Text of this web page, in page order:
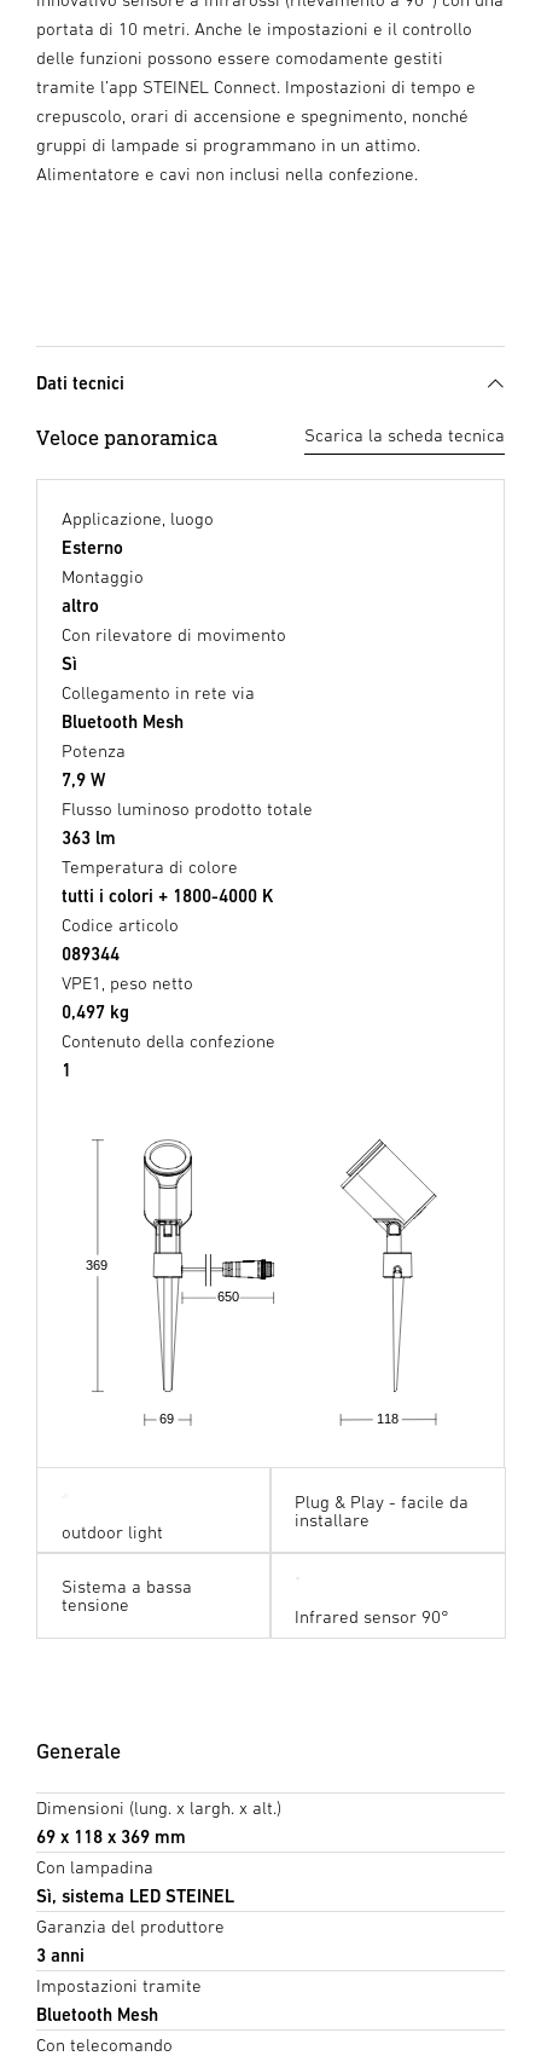
portata di 10 metri. Anche le impostazioni e il controllo
delle funzioni possono essere comodamente gestiti
tramite l’app STEINEL Connect. Impostazioni di tempo e
crepuscolo, orari di accensione e spegnimento, nonché
gruppi di lampade si programmano in un attimo.
Alimentatore e cavi non inclusi nella confezione.
Dati tecnici
Veloce panoramica Scarica la scheda tecnica
Applicazione, luogo
Esterno
Montaggio
altro
Con rilevatore di movimento
Sì
Collegamento in rete via
Bluetooth Mesh
Potenza
7,9 W
Flusso luminoso prodotto totale
363 lm
Temperatura di colore
tutti i colori + 1800-4000 K
Codice articolo
089344
VPE1, peso netto
0,497 kg
Contenuto della confezione
1
118
69
369
650
outdoor light
Plug & Play - facile da
installare
Sistema a bassa
tensione
Infrared sensor 90°
Generale
Dimensioni (lung. x largh. x alt.)
69 x 118 x 369 mm
Con lampadina
Sì, sistema LED STEINEL
Garanzia del produttore
3 anni
Impostazioni tramite
Bluetooth Mesh
Con telecomando